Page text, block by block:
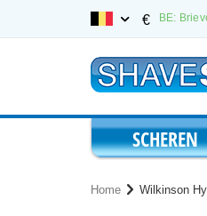
inhoud
€ BE:
SCHEREN
Home Wilkinson